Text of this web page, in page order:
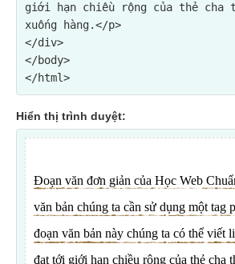
giới hạn chiều rộng của thẻ cha
xuống hàng.</p>
</div>
</body>
Hiển thị trình duyệt: